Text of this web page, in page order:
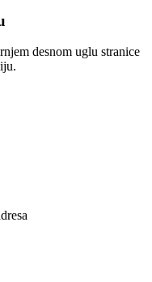
desnom uglu stranice